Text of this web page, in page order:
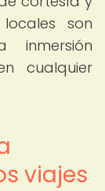
son
inmersión
cualquier
viajes